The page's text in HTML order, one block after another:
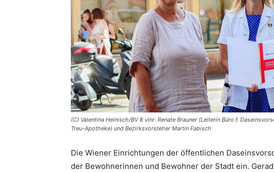
(C) Valentina Heinisch/BV 8 vlnr: Renate Brauner (Leiterin Büro f.
Treu-Apotheke) und Bezirksvorsteher Martin Fabisch
Die Wiener Einrichtungen der öffentlichen
der Bewohnerinnen und Bewohner der Stadt ein.